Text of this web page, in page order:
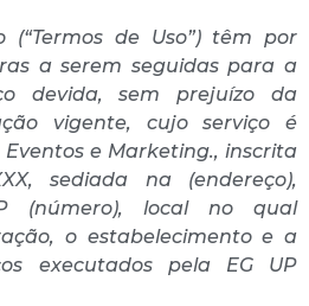
(“Termos de Uso”) têm por
a serem seguidas para a
devida, sem prejuízo da
vigente, cujo serviço é
Eventos e Marketing., inscrita
sediada na (endereço),
(número), local no qual
o estabelecimento e a
executados pela EG UP